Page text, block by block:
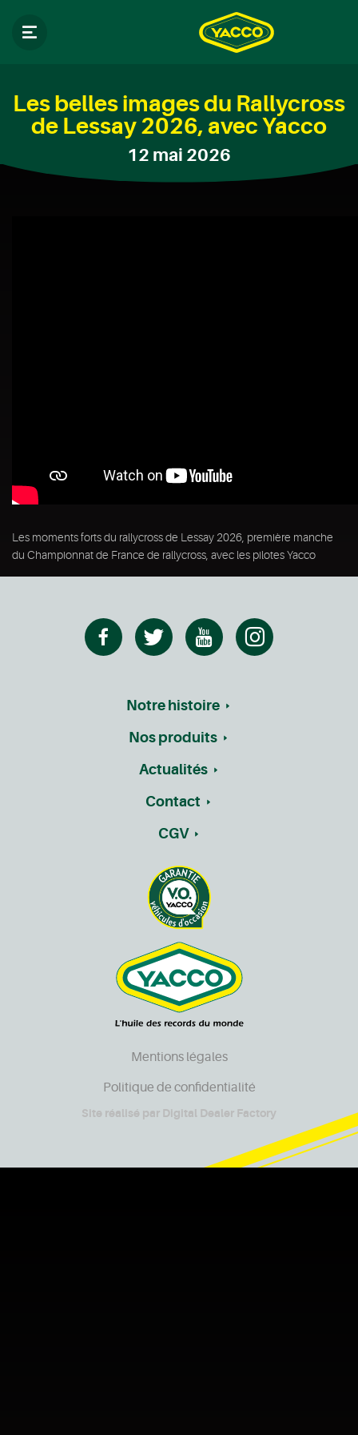
Les belles images du Rallycross
de Lessay 2026, avec Yacco
12 mai 2026
Les moments forts du rallycross de Lessay 2026, première manche
du Championnat de France de rallycross, avec les pilotes Yacco
Notre histoire
Nos produits
Actualités
Contact
CGV
Mentions légales
Politique de confidentialité
Site réalisé par Digital Dealer Factory